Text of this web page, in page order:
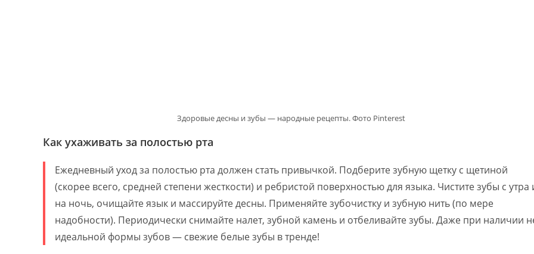
Здоровые десны и зубы — народные рецепты. Фото Pinterest
Как ухаживать за полостью рта
Ежедневный уход за полостью рта должен стать привычкой. Подберите зубную щетку с щетиной
(скорее всего, средней степени жесткости) и ребристой поверхностью для языка. Чистите зубы с утра
на ночь, очищайте язык и массируйте десны. Применяйте зубочистку и зубную нить (по мере
надобности). Периодически снимайте налет, зубной камень и отбеливайте зубы. Даже при наличии
идеальной формы зубов — свежие белые зубы в тренде!